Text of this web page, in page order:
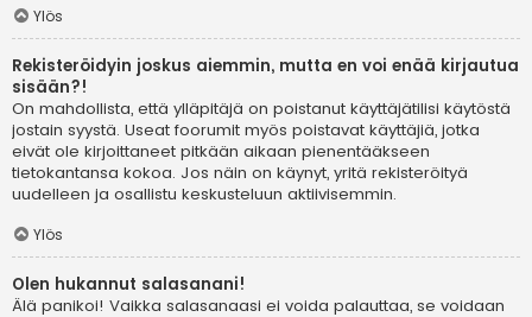
Ylös
Rekisteröidyin joskus aiemmin, mutta en voi enää kirjautua
sisään?!
On mahdollista, että ylläpitäjä on poistanut käyttäjätilisi käytöstä
jostain syystä. Useat foorumit myös poistavat käyttäjiä, jotka
eivät ole kirjoittaneet pitkään aikaan pienentääkseen
tietokantansa kokoa. Jos näin on käynyt, yritä rekisteröityä
uudelleen ja osallistu keskusteluun aktiivisemmin.
Ylös
Olen hukannut salasanani!
Älä panikoi! Vaikka salasanaasi ei voida palauttaa, se voidaan